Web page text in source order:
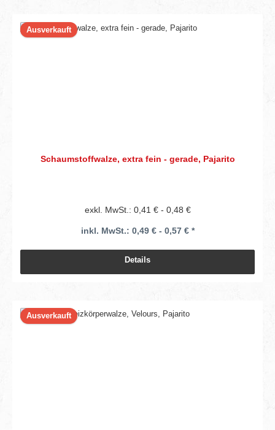
Ausverkauft
Schaumstoffwalze, extra fein - gerade, Pajarito
exkl. MwSt.: 0,41 € - 0,48 €
inkl. MwSt.: 0,49 € - 0,57 € *
Details
Ausverkauft